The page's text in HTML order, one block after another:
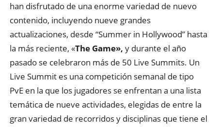
han disfrutado de una enorme variedad de nuevo
contenido, incluyendo nueve grandes
actualizaciones, desde “Summer in Hollywood” hasta
la más reciente, «The Game», y durante el año
pasado se celebraron más de 50 Live Summits. Un
Live Summit es una competición semanal de tipo
PvE en la que los jugadores se enfrentan a una lista
temática de nueve actividades, elegidas de entre la
gran variedad de recorridos y disciplinas que tiene el